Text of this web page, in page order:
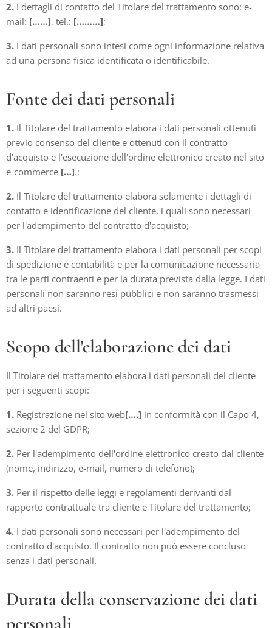
2. I dettagli di contatto del Titolare del trattamento sono: e-
mail: [……], tel.: [………];
3. I dati personali sono intesi come ogni informazione relativa
ad una persona fisica identificata o identificabile.
Fonte dei dati personali
1. Il Titolare del trattamento elabora i dati personali ottenuti
previo consenso del cliente e ottenuti con il contratto
d'acquisto e l'esecuzione dell'ordine elettronico creato nel sito
e-commerce […].;
2. Il Titolare del trattamento elabora solamente i dettagli di
contatto e identificazione del cliente, i quali sono necessari
per l'adempimento del contratto d'acquisto;
3. Il Titolare del trattamento elabora i dati personali per scopi
di spedizione e contabilità e per la comunicazione necessaria
tra le parti contraenti e per la durata prevista dalla legge. I dati
personali non saranno resi pubblici e non saranno trasmessi
ad altri paesi.
Scopo dell'elaborazione dei dati
Il Titolare del trattamento elabora i dati personali del cliente
per i seguenti scopi:
1. Registrazione nel sito web[….] in conformità con il Capo 4,
sezione 2 del GDPR;
2. Per l'adempimento dell'ordine elettronico creato dal cliente
(nome, indirizzo, e-mail, numero di telefono);
3. Per il rispetto delle leggi e regolamenti derivanti dal
rapporto contrattuale tra cliente e Titolare del trattamento;
4. I dati personali sono necessari per l'adempimento del
contratto d'acquisto. Il contratto non può essere concluso
senza i dati personali.
Durata della conservazione dei dati
personali